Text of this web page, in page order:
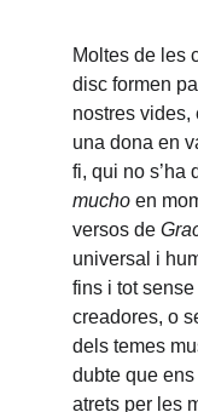
Moltes de les
disc formen
nostres vides,
una dona en
fi, qui no s’ha
mucho en
versos de
universal i
fins i tot
creadores, o
dels temes
dubte que
atrets per les